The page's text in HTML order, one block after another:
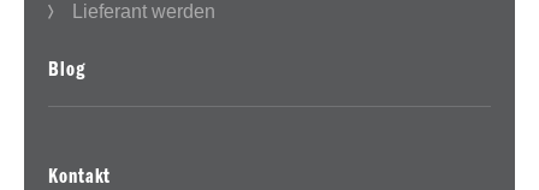
Lieferant werden
Blog
Kontakt